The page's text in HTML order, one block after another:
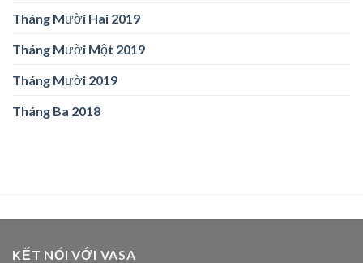
Tháng Mười Hai 2019
Tháng Mười Một 2019
Tháng Mười 2019
Tháng Ba 2018
KẾT NỐI VỚI VASA